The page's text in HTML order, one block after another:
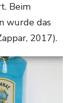
Beim
wurde das
2017).